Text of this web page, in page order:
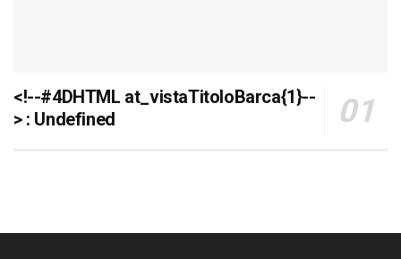
<!--#4DHTML at_vistaTitoloBarca{1}--
> : Undefined